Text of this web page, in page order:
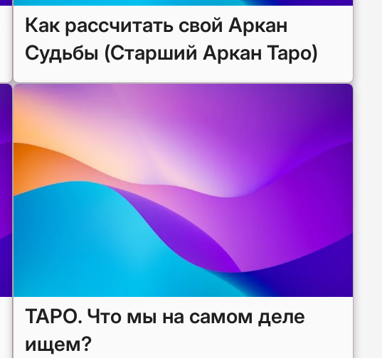
Как рассчитать свой Аркан
Судьбы (Старший Аркан Таро)
ТАРО. Что мы на самом деле
ищем?